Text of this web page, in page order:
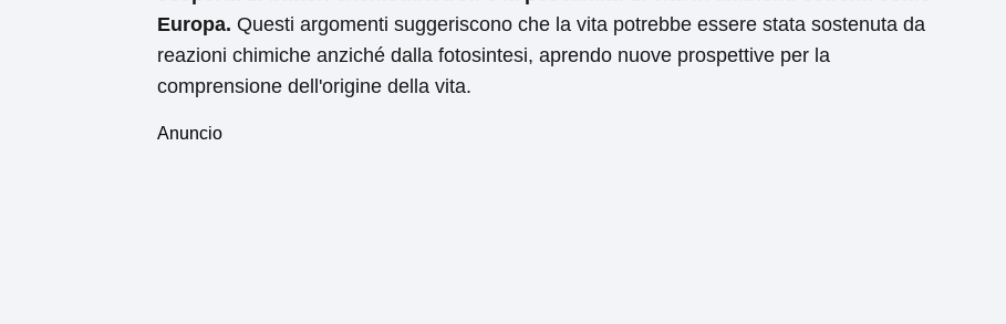
Europa. Questi argomenti suggeriscono che la vita potrebbe essere stata sostenuta da
reazioni chimiche anziché dalla fotosintesi, aprendo nuove prospettive per la
comprensione dell'origine della vita.
Anuncio